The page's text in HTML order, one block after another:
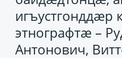
этнографтӕ –
Антонович,